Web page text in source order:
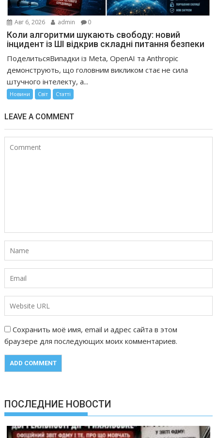
Авг 6, 2026 admin 0
Коли алгоритми шукають свободу: новий
інцидент із ШІ відкрив складні питання безпеки
ПоделитьсяВипадки із Meta, OpenAI та Anthropic
демонструють, що головним викликом стає не сила
штучного інтелекту, а...
Новини Світ Статті
LEAVE A COMMENT
Сохранить моё имя, email и адрес сайта в этом
браузере для последующих моих комментариев.
ПОСЛЕДНИЕ НОВОСТИ